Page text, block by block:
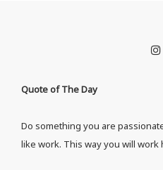
Quote of The Day
Do something you are
like work. This way you will work